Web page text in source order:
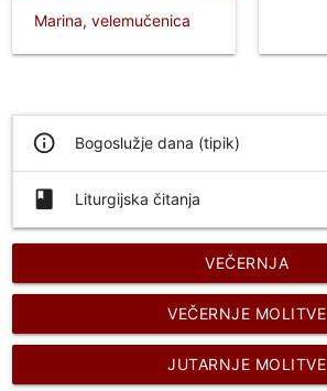
Marina, velemučenica
info_outline Bogoslužje dana (tipik)
book Liturgijska čitanja
VEČERNJA
VEČERNJE MOLITVE
JUTARNJE MOLITVE